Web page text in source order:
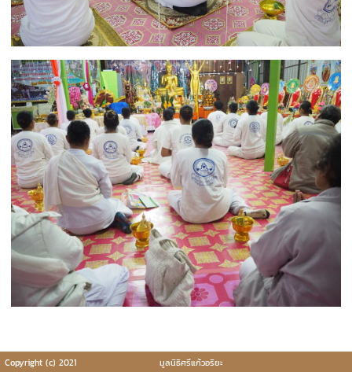
Copyright (c) 2021
มูลนิธิศรีแก้วอริยะ